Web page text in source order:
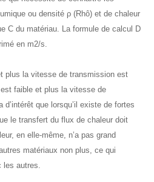
ou densité ρ (Rhô) et de chaleur
C du matériau. La formule de calcul D
en m2/s.
plus la vitesse de transmission est
faible et plus la vitesse de
que lorsqu’il existe de fortes
le transfert du flux de chaleur doit
en elle-même, n’a pas grand
matériaux non plus, ce qui
autres.